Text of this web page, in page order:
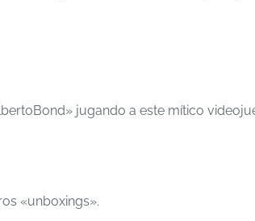
jugando a este mítico
«unboxings».